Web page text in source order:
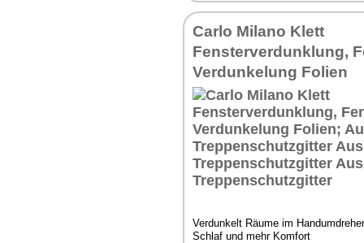
Carlo Milano Klett
Fensterverdunklung,
Verdunkelung Folien
Verdunkelt Räume im
Schlaf und mehr Komfort